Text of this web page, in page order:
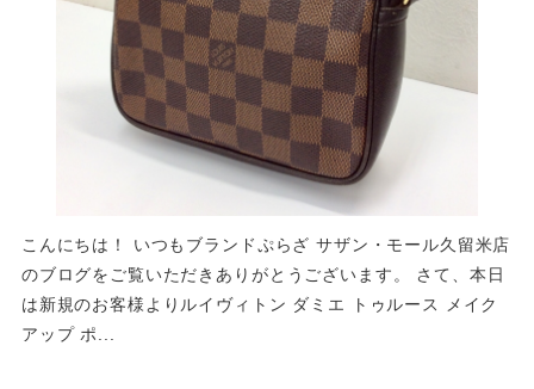
こんにちは！ いつもブランドぷらざ サザン・モール久留米店
のブログをご覧いただきありがとうございます。 さて、本日
は新規のお客様よりルイヴィトン ダミエ トゥルース メイク
アップ ポ...